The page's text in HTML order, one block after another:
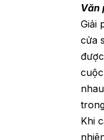
Văn
Giải
cửa
Khi